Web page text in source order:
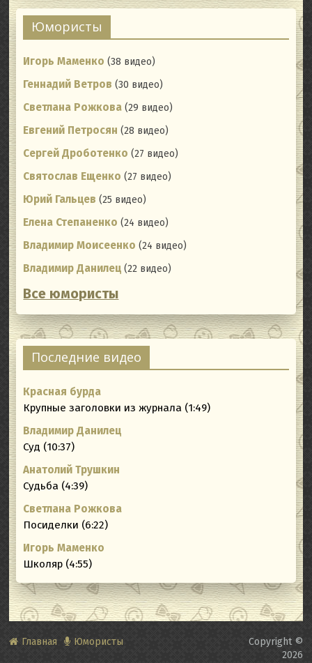
Юмористы
Игорь Маменко (38 видео)
Геннадий Ветров (30 видео)
Светлана Рожкова (29 видео)
Евгений Петросян (28 видео)
Сергей Дроботенко (27 видео)
Святослав Ещенко (27 видео)
Юрий Гальцев (25 видео)
Елена Степаненко (24 видео)
Владимир Моисеенко (24 видео)
Владимир Данилец (22 видео)
Все юмористы
Последние видео
Красная бурда
Крупные заголовки из журнала (1:49)
Владимир Данилец
Суд (10:37)
Анатолий Трушкин
Судьба (4:39)
Светлана Рожкова
Посиделки (6:22)
Игорь Маменко
Школяр (4:55)
Главная Юмористы
Copyright ©
2026